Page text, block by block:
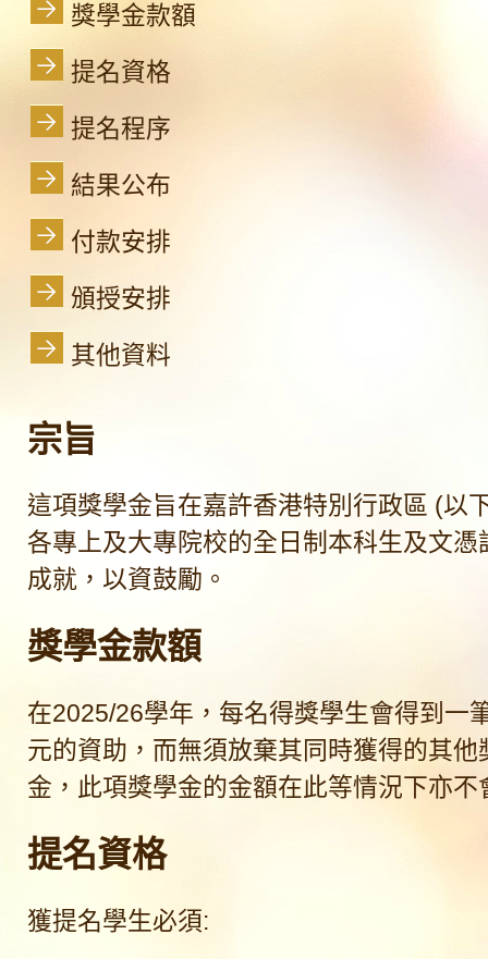
獎學金款額
提名資格
提名程序
結果公布
付款安排
頒授安排
其他資料
宗旨
這項獎學金旨在嘉許香港特別行政區 (以
各專上及大專院校的全日制本科生及文憑
成就，以資鼓勵。
獎學金款額
在2025/26學年，每名得獎學生會得到一
元的資助，而無須放棄其同時獲得的其他
金，此項獎學金的金額在此等情況下亦不
提名資格
獲提名學生必須: